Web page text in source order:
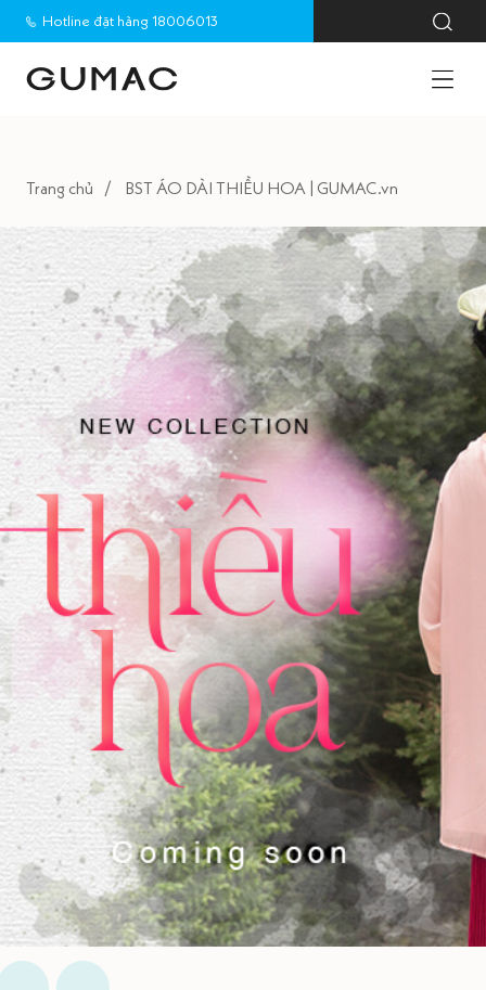
Hotline đặt hàng 18006013
Trang chủ BST ÁO DÀI THIỀU HOA | GUMAC.vn